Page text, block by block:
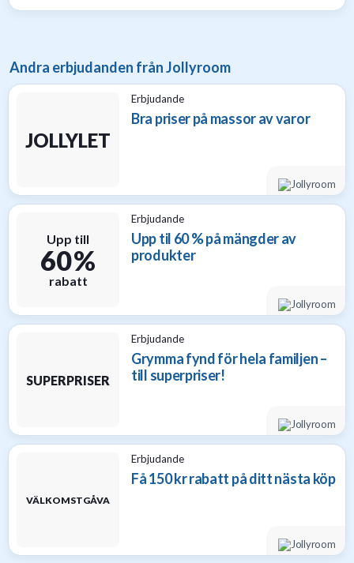
Andra erbjudanden från Jollyroom
JOLLYLET
Erbjudande
Bra priser på massor av varor
Upp till
60 %
rabatt
Erbjudande
Upp til 60 % på mängder av
produkter
SUPERPRISER
Erbjudande
Grymma fynd för hela familjen –
till superpriser!
VÄLKOMSTGÅVA
Erbjudande
Få 150 kr rabatt på ditt nästa köp